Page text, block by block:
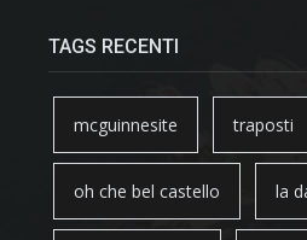
TAGS RECENTI
mcguinnesite traposti
oh che bel castello la